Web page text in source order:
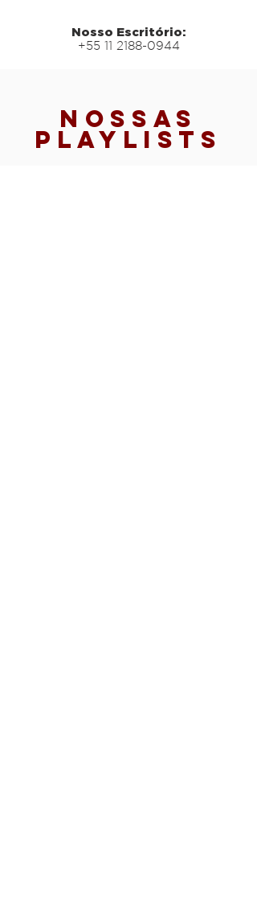
Nosso Escritório:
+55 11 2188-0944
Nossas
Playlists